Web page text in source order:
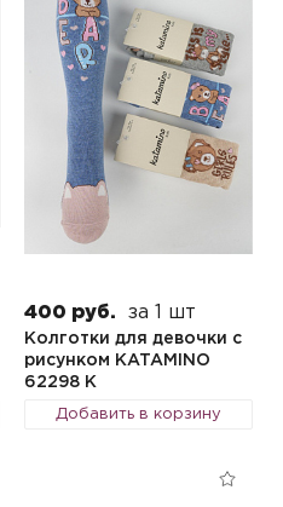
400 руб. за 1 шт
Колготки для девочки с
рисунком KATAMINO
62298 K
Добавить в корзину